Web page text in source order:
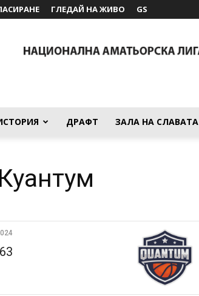
ГЛЕДАЙ НА ЖИВО GS
ДРАФТ ЗАЛА НА СЛАВАТА
63